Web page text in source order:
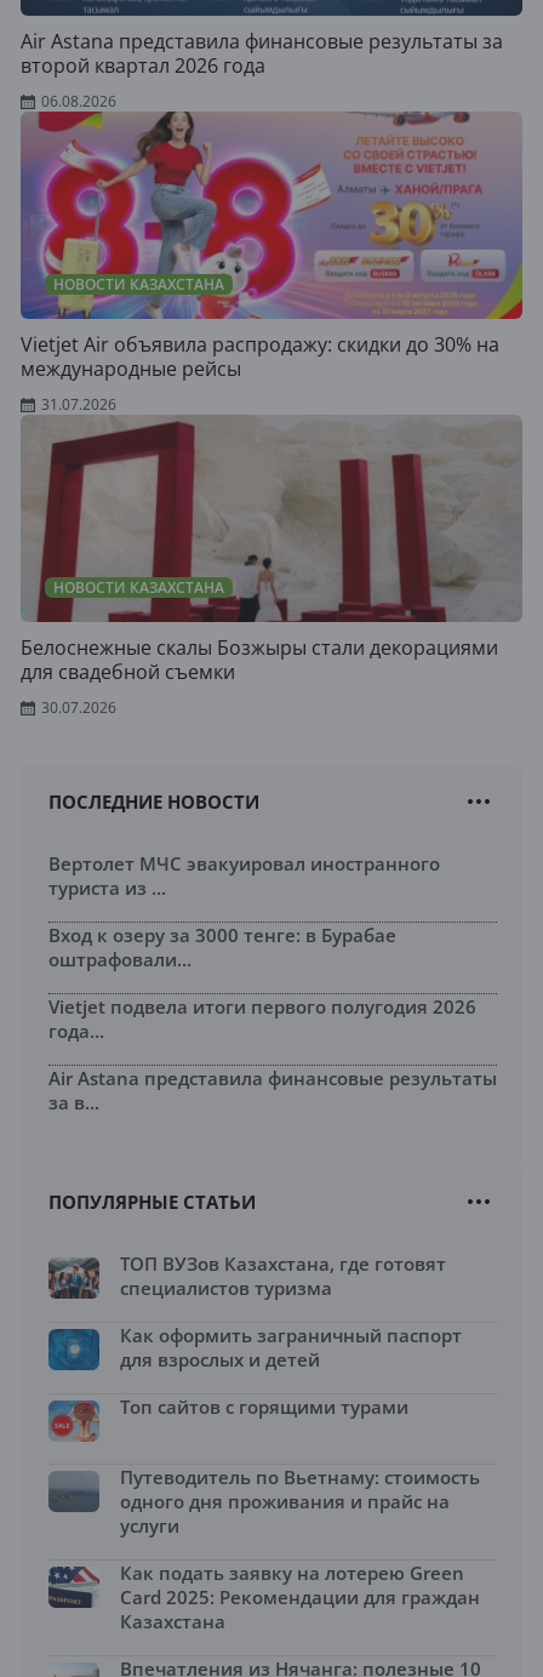
Air Astana представила финансовые результаты за
второй квартал 2026 года
06.08.2026
НОВОСТИ КАЗАХСТАНА
Vietjet Air объявила распродажу: скидки до 30% на
международные рейсы
31.07.2026
НОВОСТИ КАЗАХСТАНА
Белоснежные скалы Бозжыры стали декорациями
для свадебной съемки
30.07.2026
ПОСЛЕДНИЕ НОВОСТИ
Вертолет МЧС эвакуировал иностранного
туриста из ...
Вход к озеру за 3000 тенге: в Бурабае
оштрафовали...
Vietjet подвела итоги первого полугодия 2026
года...
Air Astana представила финансовые результаты
за в...
ПОПУЛЯРНЫЕ СТАТЬИ
ТОП ВУЗов Казахстана, где готовят
специалистов туризма
Как оформить заграничный паспорт
для взрослых и детей
Топ сайтов с горящими турами
Путеводитель по Вьетнаму: стоимость
одного дня проживания и прайс на
услуги
Как подать заявку на лотерею Green
Card 2025: Рекомендации для граждан
Казахстана
Впечатления из Нячанга: полезные 10